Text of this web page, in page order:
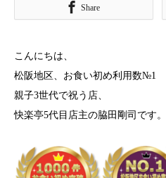
Share
こんにちは、
松阪地区、お食い初め利用数№1
親子3世代で祝う店、
快楽亭5代目店主の脇田剛司です。